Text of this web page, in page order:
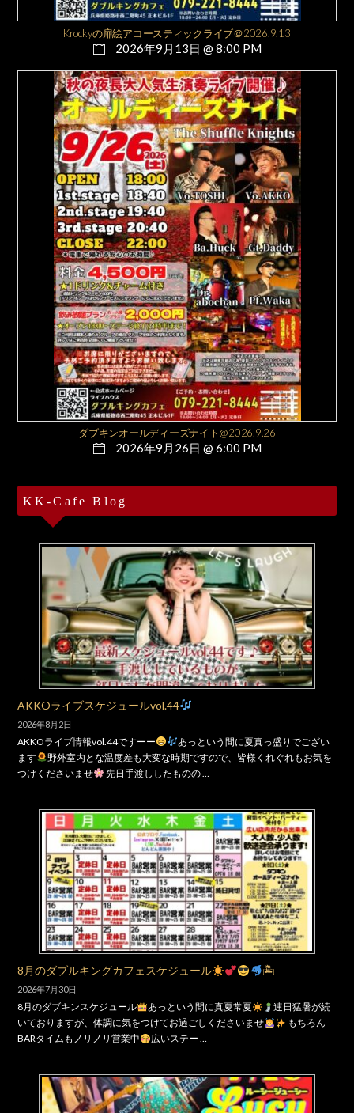
Krockyの扉絵アコースティックライブ＠2026.9.13
2026年9月13日 @ 8:00 PM
ダブキンオールディーズナイト@2026.9.26
2026年9月26日 @ 6:00 PM
KK-Cafe Blog
AKKOライブスケジュールvol.44
2026年8月2日
AKKOライブ情報vol.44ですーー
あっという間に夏真っ盛りでござい
ます
野外室内とな温度差も大変な時期ですので、皆様くれぐれもお気を
つけくださいませ
先日手渡ししたものの …
8月のダブルキングカフェスケジュール 🏝
2026年7月30日
8月のダブキンスケジュール あっという間に真夏常夏
連日猛暑が続
いておりますが、体調に気をつけてお過ごしくださいませ
もちろん
BARタイムもノリノリ営業中
広いステー …